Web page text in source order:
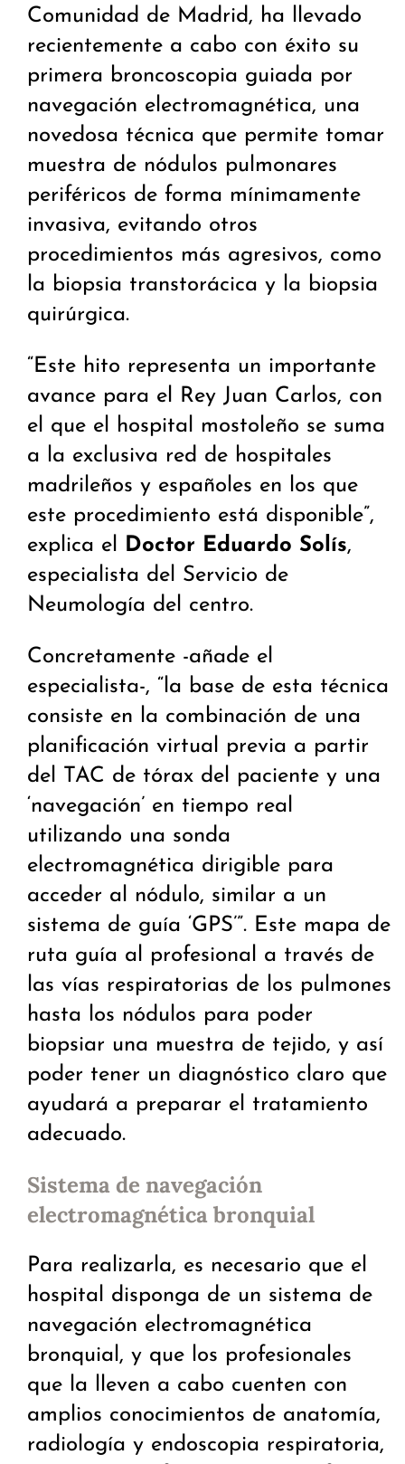
Comunidad de Madrid, ha llevado
recientemente a cabo con éxito su
primera broncoscopia guiada por
navegación electromagnética, una
novedosa técnica que permite tomar
muestra de nódulos pulmonares
periféricos de forma mínimamente
invasiva, evitando otros
procedimientos más agresivos, como
la biopsia transtorácica y la biopsia
quirúrgica.
“Este hito representa un importante
avance para el Rey Juan Carlos, con
el que el hospital mostoleño se suma
a la exclusiva red de hospitales
madrileños y españoles en los que
este procedimiento está disponible”,
explica el Doctor Eduardo Solís,
especialista del Servicio de
Neumología del centro.
Concretamente -añade el
especialista-, “la base de esta técnica
consiste en la combinación de una
planificación virtual previa a partir
del TAC de tórax del paciente y una
‘navegación’ en tiempo real
utilizando una sonda
electromagnética dirigible para
acceder al nódulo, similar a un
sistema de guía ‘GPS’”. Este mapa de
ruta guía al profesional a través de
las vías respiratorias de los pulmones
hasta los nódulos para poder
biopsiar una muestra de tejido, y así
poder tener un diagnóstico claro que
ayudará a preparar el tratamiento
adecuado.
Sistema de navegación
electromagnética bronquial
Para realizarla, es necesario que el
hospital disponga de un sistema de
navegación electromagnética
bronquial, y que los profesionales
que la lleven a cabo cuenten con
amplios conocimientos de anatomía,
radiología y endoscopia respiratoria,